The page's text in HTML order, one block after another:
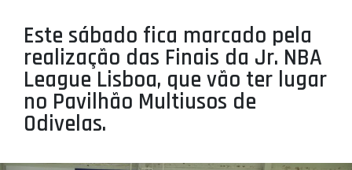
PROJETOS
LIGA BETCLIC MASCULINA
LIGA BETCLIC FEMININA
Este sábado fica marcado pela
realização das Finais da Jr. NBA
League Lisboa, que vão ter lugar
no Pavilhão Multiusos de
Odivelas.